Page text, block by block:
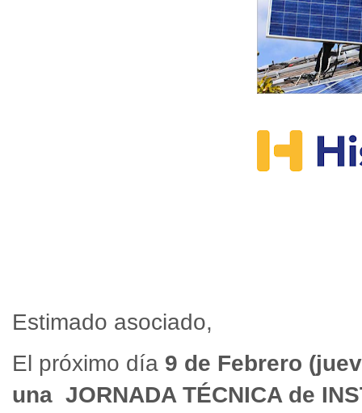
Estimado asociado,
El próximo día 9 de Febrero
una JORNADA TÉCNICA de